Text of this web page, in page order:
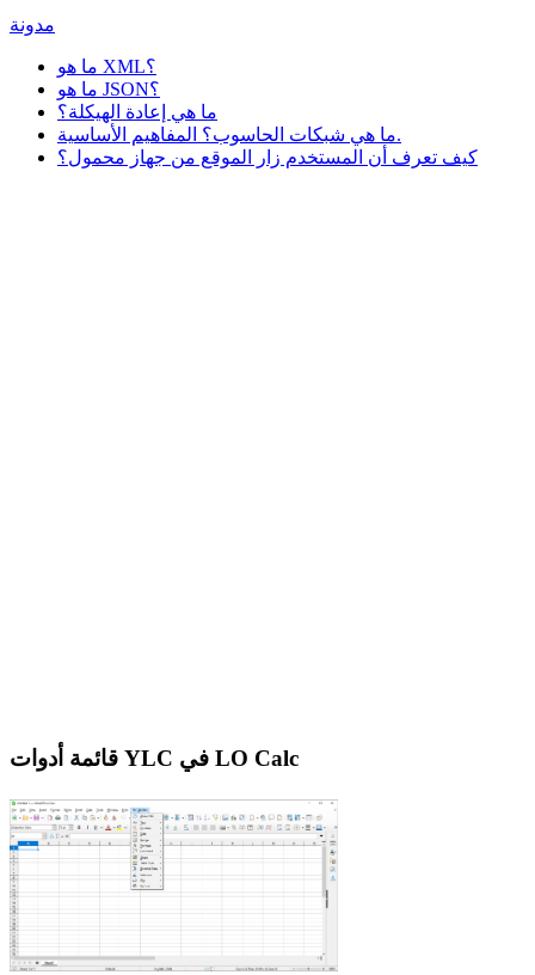
مدونة
ما هو XML؟
ما هو JSON؟
ما هي إعادة الهيكلة؟
ما هي شبكات الحاسوب؟ المفاهيم الأساسية.
كيف تعرف أن المستخدم زار الموقع من جهاز محمول؟
قائمة أدوات YLC في LO Calc